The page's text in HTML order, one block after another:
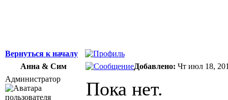
Вернуться к началу
Анна & Сим
Добавлено: Чт июл 18,
Администратор
Пока нет.